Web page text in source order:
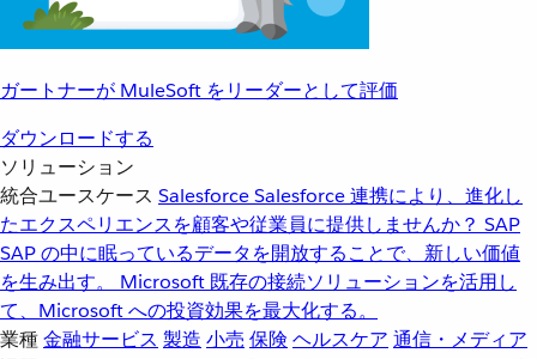
ガートナーが MuleSoft をリーダーとして評価
ダウンロードする
ソリューション
統合ユースケース SalesforceSalesforce 連携により、進化し
たエクスペリエンスを顧客や従業員に提供しませんか？ SAP
SAP の中に眠っているデータを開放することで、新しい価値
を生み出す。
Microsoft 既存の接続ソリューションを活用し
て、Microsoft への投資効果を最大化する。
業種金融サービス 製造 小売 保険 ヘルスケア 通信・メディア